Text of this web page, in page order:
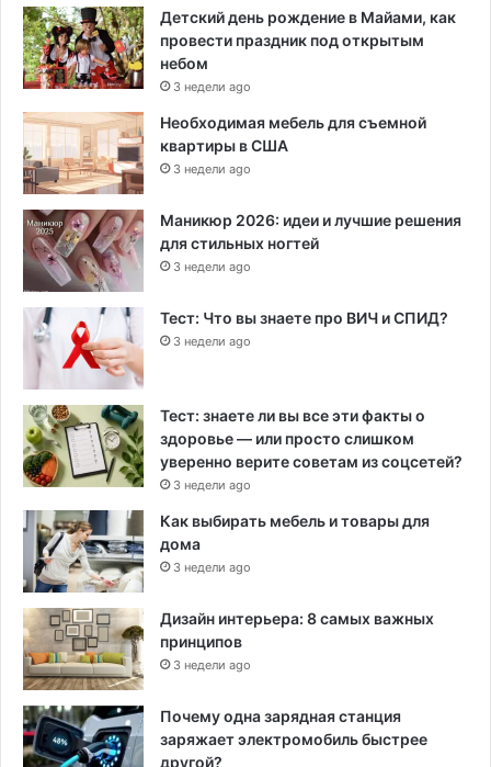
Детский день рождение в Майами, как
провести праздник под открытым
небом
3 недели ago
Необходимая мебель для съемной
квартиры в США
3 недели ago
Маникюр 2026: идеи и лучшие решения
для стильных ногтей
3 недели ago
Тест: Что вы знаете про ВИЧ и СПИД?
3 недели ago
Тест: знаете ли вы все эти факты о
здоровье — или просто слишком
уверенно верите советам из соцсетей?
3 недели ago
Как выбирать мебель и товары для
дома
3 недели ago
Дизайн интерьера: 8 самых важных
принципов
3 недели ago
Почему одна зарядная станция
заряжает электромобиль быстрее
другой?